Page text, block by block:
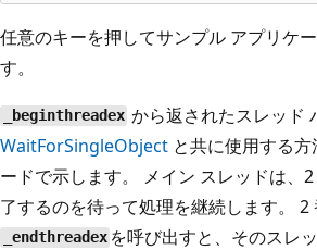
任意のキーを押してサンプル アプリケ
す。
_beginthreadex から返されたスレッド
WaitForSingleObject と共に使用する
ードで示します。 メイン スレッドは、
了するのを待って処理を継続します。 2
_endthreadex を呼び出すと、そのスレ